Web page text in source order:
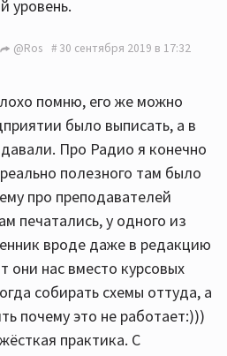
уровень.
@Ros 30 сентября 2019 в 17:32
помню, его же можно
было выписать, а в
Про Радио я конечно
полезного там было
про преподавателей
печатались, у одного из
вроде даже в редакцию
они нас вместо курсовых
собирать схемы оттуда, а
почему это не работает:)))
практика. С